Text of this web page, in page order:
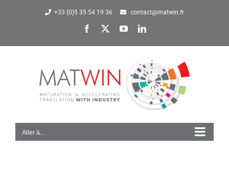
+33 (0)5 35 54 19 36 contact@matwin.fr
Facebook YouTubeLinkedIn
Aller à...